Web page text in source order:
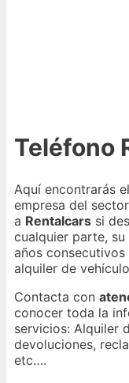
Teléfono
Aquí encontrarás el
empresa del
a Rentalcars si
cualquier parte,
años
alquiler de
Contacta con
conocer toda la
servicios: Alquiler
devoluciones,
etc….